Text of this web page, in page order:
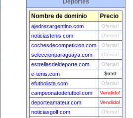
Deportes
Nombre de dominio Precio
ajedrezargentino.com Ofertar!
noticiastenis.com Ofertar!
cochesdecompeticion.com Ofertar!
seleccionparaguaya.com Ofertar!
estrellasdeldeporte.com Ofertar!
e-tenis.com $650
efutbolista.com Ofertar!
campeonatodefutbol.com Vendido!
deporteamateur.com Vendido!
noticiasgolf.com Ofertar!